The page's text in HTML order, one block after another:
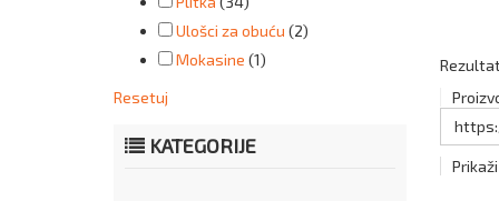
Ulošci za obuću (2)
Mokasine (1)
Resetuj
KATEGORIJE